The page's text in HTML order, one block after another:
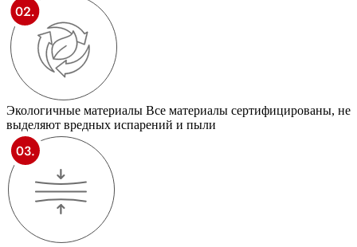
Экологичные материалы Все материалы сертифицированы, не
выделяют вредных испарений и пыли